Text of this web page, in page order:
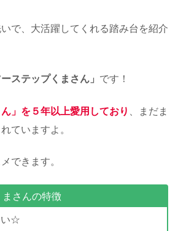
で、大活躍してくれる踏み台を紹介
ーステップくまさん」 です！
」を５年以上愛用しており
、まだま
ていますよ。
できます。
さんの特徴
い☆